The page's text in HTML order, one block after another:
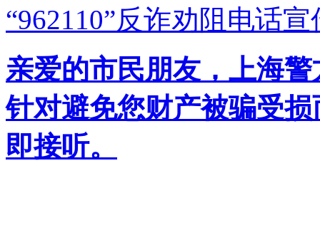
“962110”反诈劝阻电话宣
亲爱的市民朋友，上海
针对避免您财产被骗受
即接听。